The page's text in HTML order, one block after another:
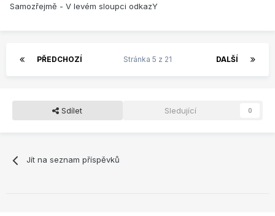
Samozřejmě - V levém sloupci odkazY
PŘEDCHOZÍ DALŠÍ
Stránka 5 z 21
Sdílet Sledující 0
Jít na seznam příspěvků